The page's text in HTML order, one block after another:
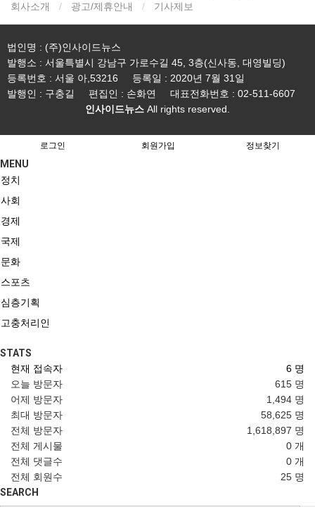
회사소개
광고/제휴안내 기사제보
법인명 : (주)인사이드뉴스
발행소 : 서울특별시 강남구 가로수길 45, 3층(신사동, 대영빌딩)
등록번호 : 서울 아,53216
등록일 : 2020년 7월 31일
발행인 : 구충길
편집인 : 손화연
대표전화번호 : 02-511-6607
인사이드뉴스 All rights reserved.
로그인 회원가입 정보찾기
MENU
정치
사회
경제
국제
문화
스포츠
심층기획
고충처리인
STATS
6 명
현재 접속자
615 명
오늘 방문자
1,494 명
어제 방문자
58,625 명
최대 방문자
1,618,897 명
전체 방문자
0 개
전체 게시물
0 개
전체 댓글수
25 명
전체 회원수
SEARCH